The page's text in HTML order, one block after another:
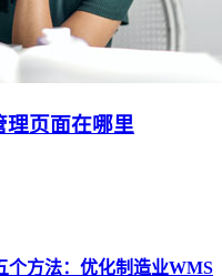
理页面在哪里
个方法：优化制造业WMS